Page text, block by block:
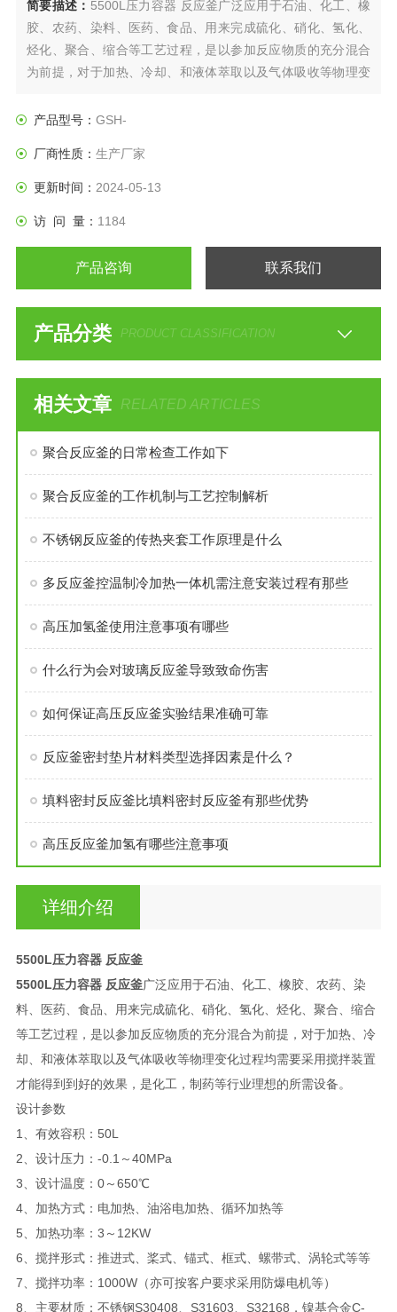
简要描述： 5500L压力容器 反应釜广泛应用于石油、化工、橡
胶、农药、染料、医药、食品、用来完成硫化、硝化、氢化、
烃化、聚合、缩合等工艺过程，是以参加反应物质的充分混合
为前提，对于加热、冷却、和液体萃取以及气体吸收等物理变
药等行业理想的所需设备。
产品型号： GSH-
厂商性质： 生产厂家
更新时间： 2024-05-13
访 问 量： 1184
产品咨询 联系我们
产品分类 PRODUCT CLASSIFICATION
相关文章 RELATED ARTICLES
聚合反应釜的日常检查工作如下
聚合反应釜的工作机制与工艺控制解析
不锈钢反应釜的传热夹套工作原理是什么
多反应釜控温制冷加热一体机需注意安装过程有那些
高压加氢釜使用注意事项有哪些
什么行为会对玻璃反应釜导致致命伤害
如何保证高压反应釜实验结果准确可靠
反应釜密封垫片材料类型选择因素是什么？
填料密封反应釜比填料密封反应釜有那些优势
高压反应釜加氢有哪些注意事项
详细介绍
5500L压力容器 反应釜
5500L压力容器 反应釜广泛应用于石油、化工、橡胶、农药、染
料、医药、食品、用来完成硫化、硝化、氢化、烃化、聚合、缩合
等工艺过程，是以参加反应物质的充分混合为前提，对于加热、冷
却、和液体萃取以及气体吸收等物理变化过程均需要采用搅拌装置
才能得到到好的效果，是化工，制药等行业理想的所需设备。
设计参数
1、有效容积：50L
2、设计压力：-0.1～40MPa
3、设计温度：0～650℃
4、加热方式：电加热、油浴电加热、循环加热等
5、加热功率：3～12KW
6、搅拌形式：推进式、桨式、锚式、框式、螺带式、涡轮式等等
7、搅拌功率：1000W（亦可按客户要求采用防爆电机等）
8、主要材质：不锈钢S30408、S31603、S32168，镍基合金C-